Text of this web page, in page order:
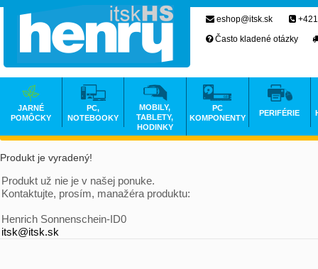
Produkt je vyradený!
Produkt už nie je v našej ponuke.
Kontaktujte, prosím, manažéra produktu:
Henrich Sonnenschein-ID0
itsk@itsk.sk
eshop@itsk.sk
Často kladené otázky
JARNÉ
POMÔCKY
PC,
NOTEBOOKY
MOBILY,
TABLETY,
HODINKY
PC
KOMPONENTY
PERIFÉRIE